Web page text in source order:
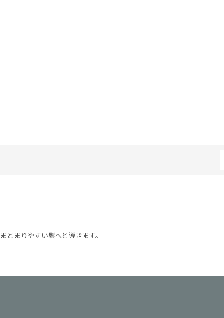
とまりやすい髪へと導きます。